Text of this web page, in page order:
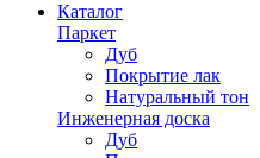
Каталог
Паркет
Дуб
Покрытие лак
Натуральный тон
Инженерная доска
Дуб